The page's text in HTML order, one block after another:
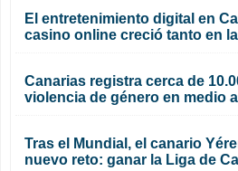
El entretenimiento digital en
casino online creció tanto en
Canarias registra cerca de
violencia de género en medio
Tras el Mundial, el canario
nuevo reto: ganar la Liga de